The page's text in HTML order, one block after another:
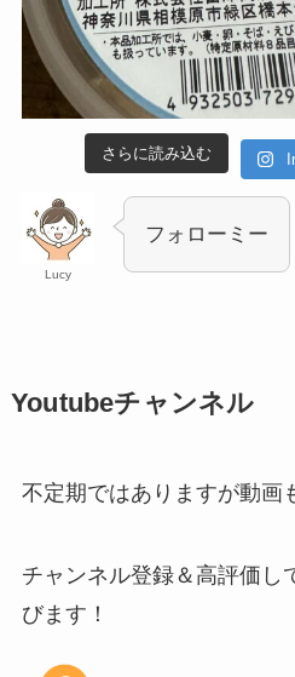
さらに読み込む
Lucy
フォローミー
Youtubeチャンネル
不定期ではありますが動画
チャンネル登録＆高評価し
びます！